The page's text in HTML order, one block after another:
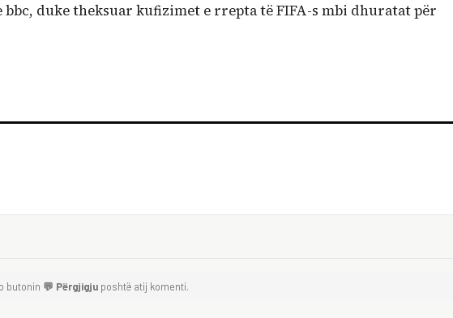
duke theksuar kufizimet e rrepta të FIFA-s mbi dhuratat për
butonin 💬 Përgjigju poshtë atij komenti.